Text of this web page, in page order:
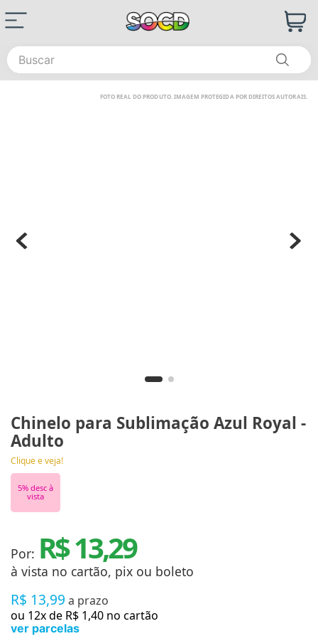
Buscar
Chinelo para Sublimação Azul Royal -
Adulto
Clique e veja!
5% desc à
vista
Por: R$ 13,29
à vista no cartão, pix ou boleto
R$ 13,99 a prazo
ou 12x de R$ 1,40 no cartão
ver parcelas